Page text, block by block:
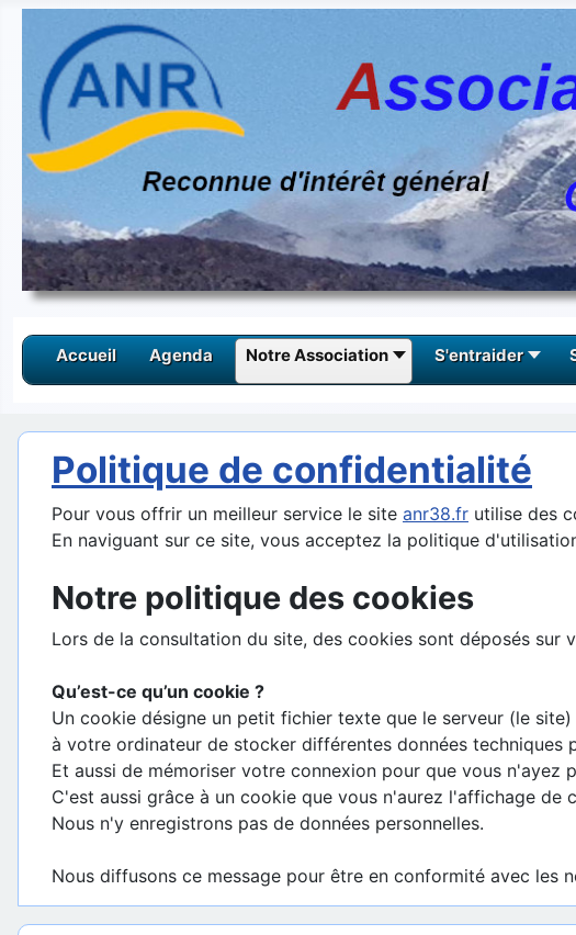
Accueil Agenda Notre Association S'entraider
Politique de confidentialité
Pour vous offrir un meilleur service le site anr38.fr utilise des
En naviguant sur ce site, vous acceptez la politique
Notre politique des cookies
Lors de la consultation du site, des cookies sont déposés
Qu’est-ce qu’un cookie ?
Un cookie désigne un petit fichier texte que le serveur (le
à votre ordinateur de stocker différentes données
Et aussi de mémoriser votre connexion pour que vous n'ayez
C'est aussi grâce à un cookie que vous n'aurez l'affichage de
Nous n'y enregistrons pas de données personnelles.
Nous diffusons ce message pour être en conformité avec les